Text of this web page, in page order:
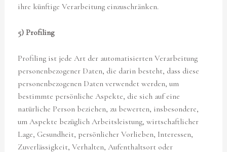
ihre künftige Verarbeitung einzuschränken.
5) Profiling
Profiling ist jede Art der automatisierten Verarbeitung
personenbezogener Daten, die darin besteht, dass diese
personenbezogenen Daten verwendet werden, um
bestimmte persönliche Aspekte, die sich auf eine
natürliche Person beziehen, zu bewerten, insbesondere,
um Aspekte bezüglich Arbeitsleistung, wirtschaftlicher
Lage, Gesundheit, persönlicher Vorlieben, Interessen,
Zuverlässigkeit, Verhalten, Aufenthaltsort oder